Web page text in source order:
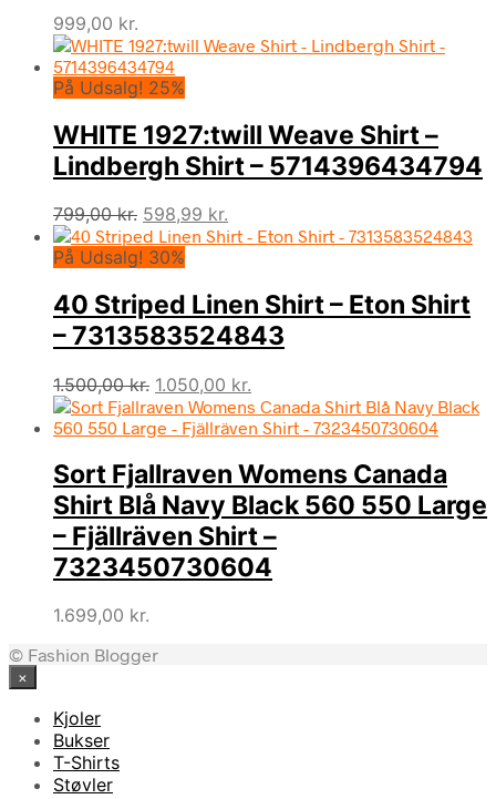
999,00 kr.
På Udsalg! 25%
WHITE 1927:twill Weave Shirt –
Lindbergh Shirt – 5714396434794
799,00kr. Den
oprindelige
pris
799,00 kr..
598,99 kr.
aktuelle
598,99 kr..
På Udsalg! 30%
40 Striped Linen Shirt – Eton Shirt
– 7313583524843
1.500,00kr. Den
oprindelige
pris
1.500,00 kr..
1.050,00 kr.
aktuelle
pris
1.050,00 kr..
Sort Fjallraven Womens Canada
Shirt Blå Navy Black 560 550 Large
– Fjällräven Shirt –
7323450730604
1.699,00 kr.
© Fashion Blogger
×
Kjoler
Bukser
T-Shirts
Støvler